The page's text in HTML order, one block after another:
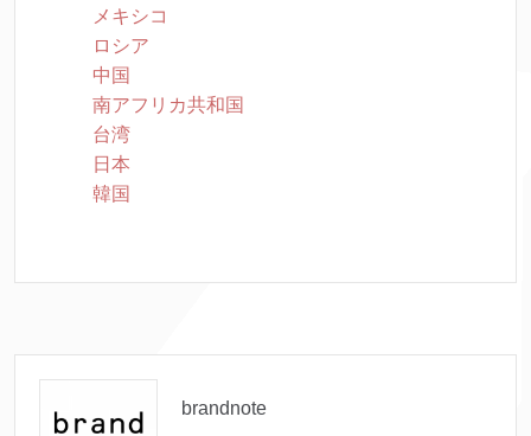
メキシコ
ロシア
中国
南アフリカ共和国
台湾
日本
韓国
brandnote